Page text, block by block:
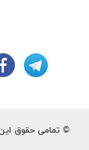
© تمامی حقوق